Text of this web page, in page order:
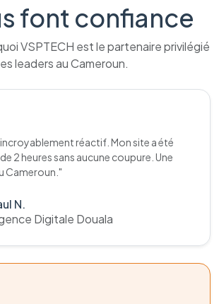
font confiance
VSPTECH est le partenaire privilégié
leaders au Cameroun.
réactif. Mon site a été
2 heures sans aucune coupure. Une
Cameroun."
N.
Digitale Douala